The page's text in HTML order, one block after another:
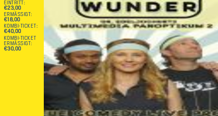
EINTRITT
€23,00
ERMÄSSIGT
€18,00
KOMBI-TICKET
€40,00
KOMBI-TICKET
ERMÄSSIGT
€30,00